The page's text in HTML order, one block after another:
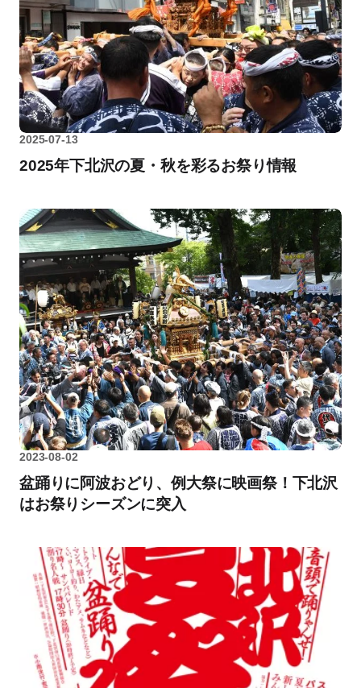
2025-07-13
2025年下北沢の夏・秋を彩るお祭り情報
2023-08-02
盆踊りに阿波おどり、例大祭に映画祭！下北沢
はお祭りシーズンに突入